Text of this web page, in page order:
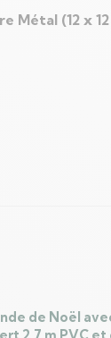
Métal (12 x
de Noël
2,7 m PVC et